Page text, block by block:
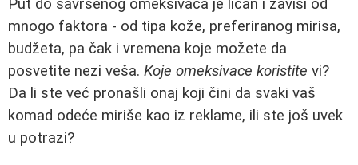
Put do savršenog omekšivača je ličan i zavisi od
mnogo faktora - od tipa kože, preferiranog mirisa,
budžeta, pa čak i vremena koje možete da
posvetite nezi veša. Koje omeksivace koristite vi?
Da li ste već pronašli onaj koji čini da svaki vaš
komad odeće miriše kao iz reklame, ili ste još uvek
u potrazi?